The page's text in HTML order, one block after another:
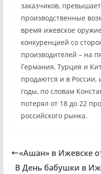
заказчиков,
производственные
время ижевское
конкуренцией со
производителей – на
Германия, Турция и
продаются и в России,
годы, по словам
потерял от 18 до 22
российского рынка.
«Ашан» в Ижевске
В День бабушки в